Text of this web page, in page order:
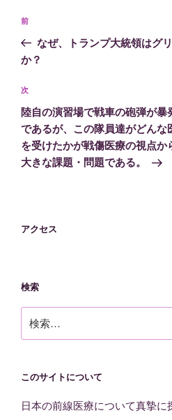
投
ナ
ゲ
ー
シ
ョ
ン
前
の
投
前
なぜ、トランプ大統領はグ
か？
次
の
投
稿
次
陸自の演習場で戦車の砲弾が
であるが、この隊員達がどんな
を受けたかが戦傷医療の視点か
大きな課題・問題である。
アクセス
検索
索:
このサイトについて
日本の前線医療について真摯に